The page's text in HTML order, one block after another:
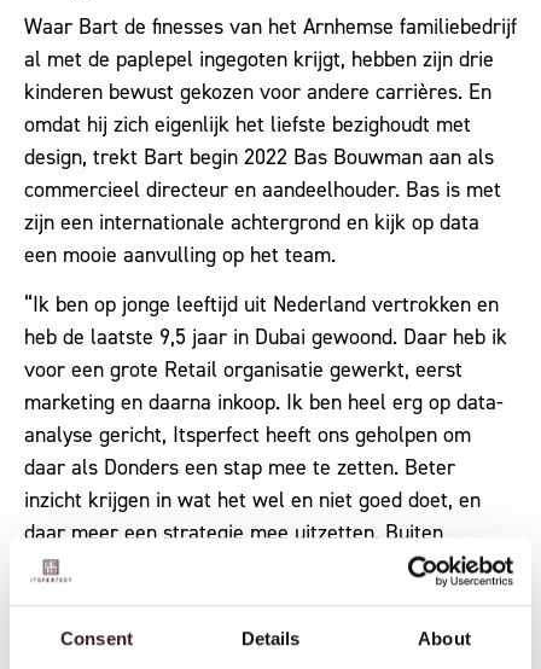
Consent Details About
Waar Bart de finesses van het Arnhemse familiebedrijf
al met de paplepel ingegoten krijgt, hebben zijn drie
kinderen bewust gekozen voor andere carrières. En
omdat hij zich eigenlijk het liefste bezighoudt met
design, trekt Bart begin 2022 Bas Bouwman aan als
commercieel directeur en aandeelhouder. Bas is met
zijn een internationale achtergrond en kijk op data
een mooie aanvulling op het team.
“Ik ben op jonge leeftijd uit Nederland vertrokken en
heb de laatste 9,5 jaar in Dubai gewoond. Daar heb ik
voor een grote Retail organisatie gewerkt, eerst
marketing en daarna inkoop. Ik ben heel erg op data-
analyse gericht, Itsperfect heeft ons geholpen om
daar als Donders een stap mee te zetten. Beter
inzicht krijgen in wat het wel en niet goed doet, en
daar meer een strategie mee uitzetten. Buiten
implementatie en het invoeren van verkoop- en
inkooporders, heeft ook het managen van stock en
profitability ons heel erg geholpen. Als commercieel